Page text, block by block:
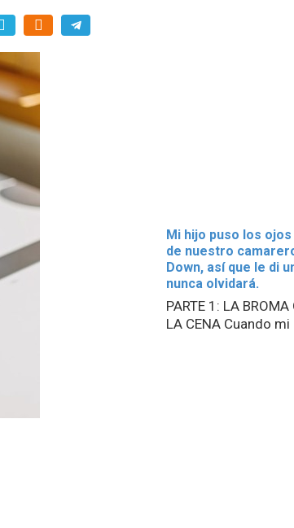
Mi hijo puso los
de nuestro
Down, así que le di
nunca olvidará.
PARTE 1: LA
LA CENA Cuando